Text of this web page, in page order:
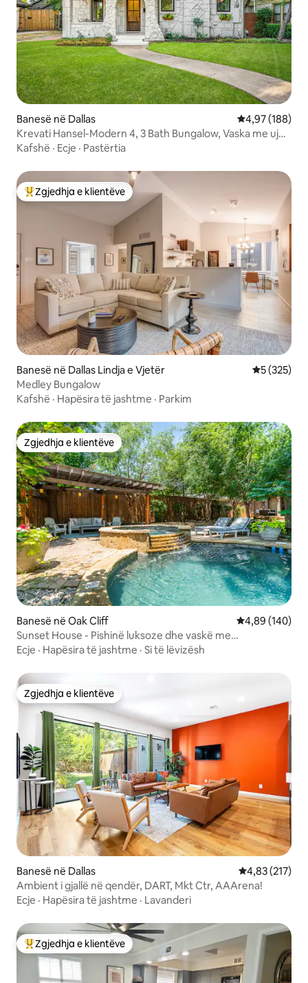
Banesë në Dallas Vlerësimi
4,97 (188)
Krevati Hansel-Modern 4, 3 Bath Bungalow, Vaska me ujë
të ngrohtë
Kafshë · Ecje · Pastërtia
Më të mirat e zgjedhjeve të klientëve
Zgjedhja e klientëve
Banesë në Dallas Lindja e Vjetër Vlerësimi
5 (325)
Medley Bungalow
Kafshë · Hapësira të jashtme · Parkim
Zgjedhja e klientëve
Zgjedhja e klientëve
Banesë në Oak Cliff Vlerësimi
4,89 (140)
Sunset House - Pishinë luksoze dhe vaskë me
hidromasazh
Ecje · Hapësira të jashtme · Si të lëvizësh
Zgjedhja e klientëve
Zgjedhja e klientëve
Banesë në Dallas Vlerësimi
4,83 (217)
Ambient i gjallë në qendër, DART, Mkt Ctr, AAArena!
Ecje · Hapësira të jashtme · Lavanderi
Më të mirat e zgjedhjeve të klientëve
Zgjedhja e klientëve